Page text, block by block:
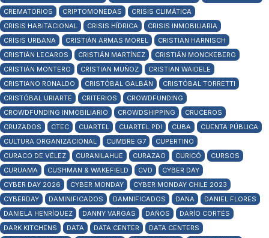
CREMATORIOS
CRIPTOMONEDAS
CRISIS CLIMÁTICA
CRISIS HABITACIONAL
CRISIS HÍDRICA
CRISIS INMOBILIARIA
CRISIS URBANA
CRISTIÁN ARMAS MOREL
CRISTIAN HARNISCH
CRISTIÁN LECAROS
CRISTIÁN MARTÍNEZ
CRISTIÁN MONCKEBERG
CRISTIÁN MONTERO
CRISTIAN MUÑOZ
CRISTIAN WAIDELE
CRISTIANO RONALDO
CRISTÓBAL GALBÁN
CRISTÓBAL TORRETTI
CRISTÓBAL URIARTE
CRITERIOS
CROWDFUNDING
CROWDFUNDING INMOBILIARIO
CROWDSHIPPING
CRUCEROS
CRUZADOS
CTEC CUARTEL CUARTEL PDI CUBA
CUENTA PÚBLICA
CULTURA ORGANIZACIONAL
CUMBRE G7
CUPERTINO
CURACO DE VÉLEZ
CURANILAHUE CURAZAO CURICÓ
CURSOS
CURUAMA
CUSHMAN & WAKEFIELD CVD
CYBER DAY
CYBER DAY 2026
CYBER MONDAY
CYBER MONDAY CHILE 2023
CYBERDAY
DAMINIFICADOS DAMNIFICADOS DANA
DANIEL FLORES
DANIELA HENRÍQUEZ
DANNY VARGAS DAÑOS
DARÍO CORTÉS
DARK KITCHENS
DATA DATA CENTER
DATA CENTERS